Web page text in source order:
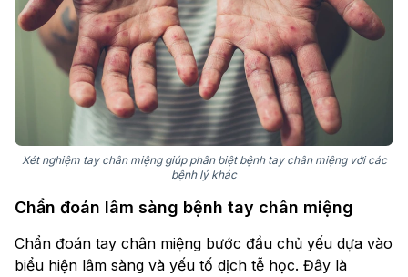
Xét nghiệm tay chân miệng giúp phân biệt bệnh tay chân miệng với các
bệnh lý khác
Chẩn đoán lâm sàng bệnh tay chân miệng
Chẩn đoán tay chân miệng bước đầu chủ yếu dựa vào
biểu hiện lâm sàng và yếu tố dịch tễ học. Đây là